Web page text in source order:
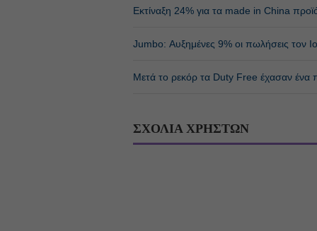
Εκτίναξη 24% για τα made in China
Jumbo: Αυξημένες 9% οι πωλήσεις τον
Μετά το ρεκόρ τα Duty Free έχασαν ένα
ΣΧΟΛΙΑ ΧΡΗΣΤΩΝ